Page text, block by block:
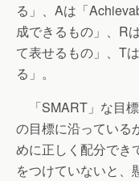
る」、Aは「
成できるもの」、R
て表せるもの」、T
る」。
「SMART」な目
の目標に沿っている
めに正しく配分でき
をつけていないと、